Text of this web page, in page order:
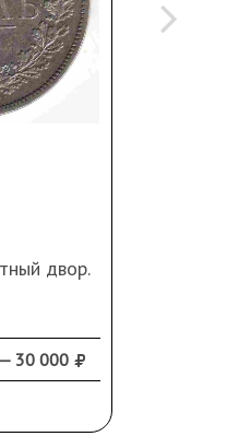
двор.
в
в
30 000